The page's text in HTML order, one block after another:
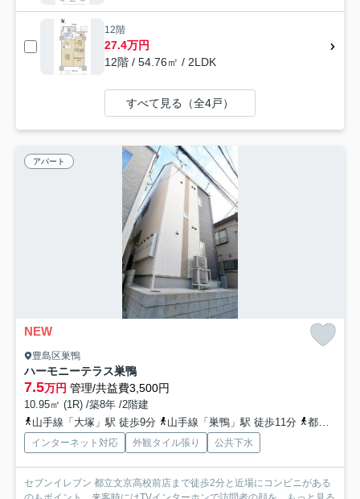
12階
27.4万円
12階 / 54.76㎡ / 2LDK
すべて見る（全4戸）
アパート
NEW
豊島区巣鴨
ハーモニーテラス巣鴨
7.5万円 管理/共益費3,500円
10.95㎡ (1R) /築8年 /2階建
山手線「大塚」駅 徒歩9分
山手線「巣鴨」駅 徒歩11分 都営三田線「西巣鴨」駅 徒歩13分
インターネット対応 外観タイル張り 公共下水
セブンイレブン 都立文京高校前店まで徒歩2分と近場にコンビニがある